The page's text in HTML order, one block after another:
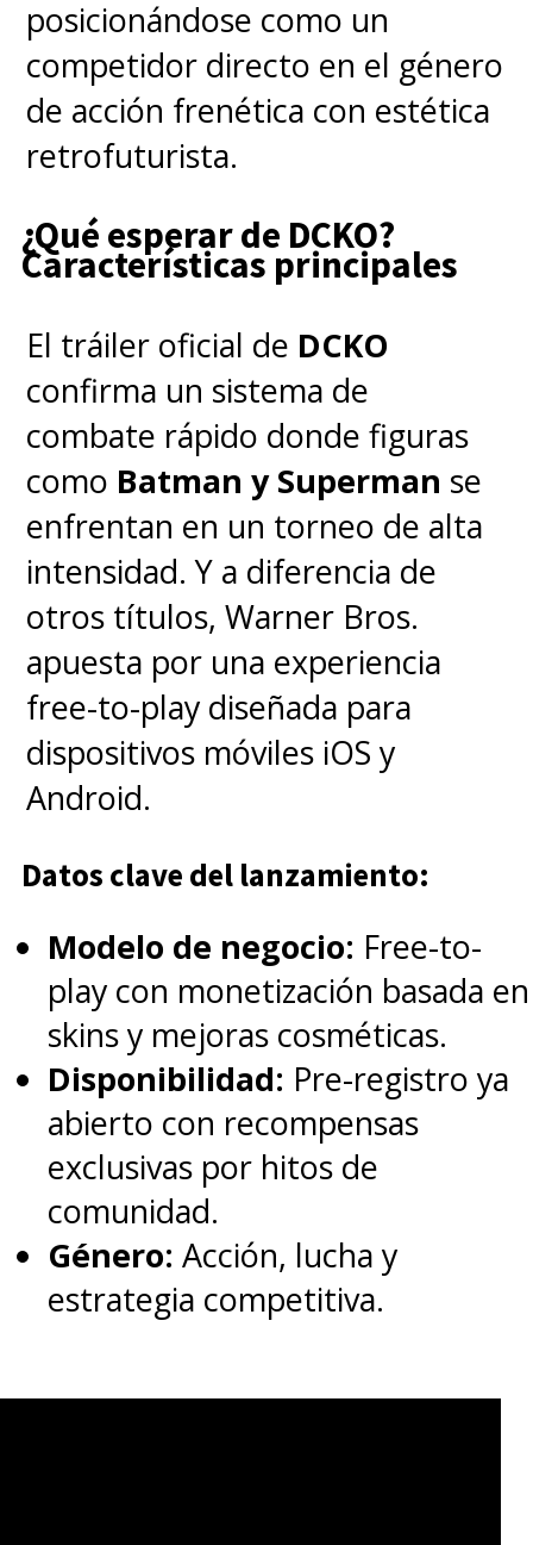
lanza su propio aliento
atómico y brilla en la
oscuridad.
Reiteramos: esto no es
confirmación de que esté sí o sí
Monsterverse. Sin embargo,
primer tráiler nos dejó varias
pistasrespecto a su eventual
aparición, desde un esquema
hasta la posibilidad de que
el"Godzilla" que actúa sin
control en realidad sea
"Mechagodzilla", pues en su
primera aparición era un "Falso
Godzilla", con una piel falsa con
la que aparentaba ser el famoso
kaiju.
A fines de mes tendremos claro
lo que ocurrirá, si es que a
Legendaryno se le ocurre
soltar la sorpresa antes en el
material promocional.
Se estrenará en algunas salas
y HBO Max en EE.UU. el 31 de
marzo, pero en Chile aún no
pantalla grande conel aumento
posicionándose como un
competidor directo en el género
de acción frenética con estética
retrofuturista.
¿Qué esperar de DCKO?
Características principales
El tráiler oficial de DCKO
confirma un sistema de
combate rápido donde figuras
como Batman y Superman se
enfrentan en un torneo de alta
intensidad. Y a diferencia de
otros títulos, Warner Bros.
apuesta por una experiencia
free-to-play diseñada para
dispositivos móviles iOS y
Android.
Datos clave del lanzamiento:
Modelo de negocio: Free-to-
play con monetización basada en
skins y mejoras cosméticas.
Disponibilidad: Pre-registro ya
abierto con recompensas
exclusivas por hitos de
comunidad.
Género: Acción, lucha y
estrategia competitiva.